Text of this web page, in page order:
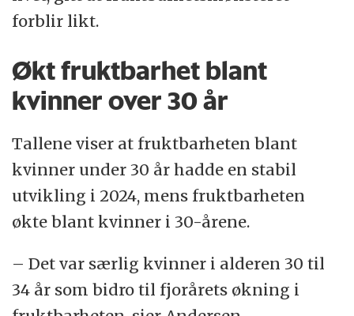
forblir likt.
Økt fruktbarhet blant
kvinner over 30 år
Tallene viser at fruktbarheten blant
kvinner under 30 år hadde en stabil
utvikling i 2024, mens fruktbarheten
økte blant kvinner i 30-årene.
– Det var særlig kvinner i alderen 30 til
34 år som bidro til fjorårets økning i